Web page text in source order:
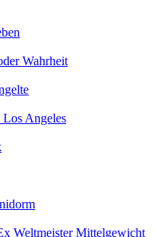
Wahrheit
Los Angeles
Weltmeister Mittelgewicht